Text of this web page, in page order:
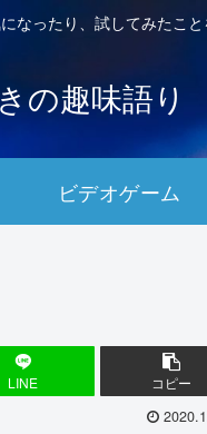
なったり、試してみたこ
の趣味語り
ビデオゲーム
LINE コピー